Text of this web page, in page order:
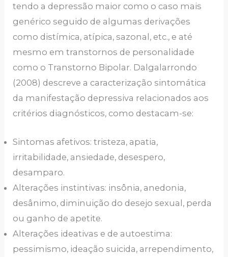
tendo a depressão maior como o caso mais
genérico seguido de algumas derivações
como distímica, atípica, sazonal, etc., e até
mesmo em transtornos de personalidade
como o Transtorno Bipolar. Dalgalarrondo
(2008) descreve a caracterização sintomática
da manifestação depressiva relacionados aos
critérios diagnósticos, como destacam-se:
Sintomas afetivos: tristeza, apatia,
irritabilidade, ansiedade, desespero,
desamparo.
Alterações instintivas: insônia, anedonia,
desânimo, diminuição do desejo sexual, perda
ou ganho de apetite.
Alterações ideativas e de autoestima:
pessimismo, ideação suicida, arrependimento,